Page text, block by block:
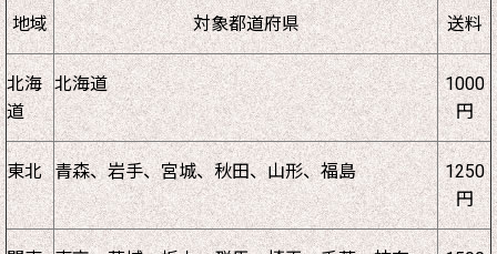
地域 対象都道府県 送料
北海
道
北海道
1000
円
東北 青森、岩手、宮城、秋田、山形、福島
1250
円